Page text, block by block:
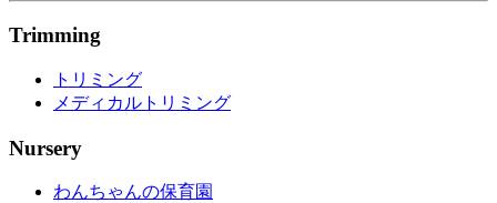
Trimming
トリミング
メディカルトリミング
Nursery
わんちゃんの保育園